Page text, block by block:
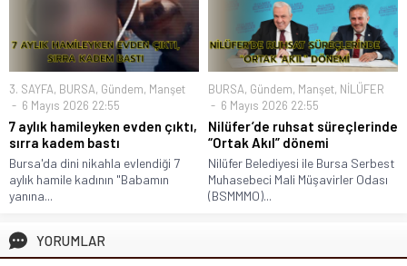
3. SAYFA, BURSA, Gündem, Manşet
6 Mayıs 2026 22:55
7 aylık hamileyken evden çıktı,
sırra kadem bastı
Bursa'da dini nikahla evlendiği 7
aylık hamile kadının "Babamın
yanına...
BURSA, Gündem, Manşet, NİLÜFER
6 Mayıs 2026 22:55
Nilüfer’de ruhsat süreçlerinde
“Ortak Akıl” dönemi
Nilüfer Belediyesi ile Bursa Serbest
Muhasebeci Mali Müşavirler Odası
(BSMMMO)...
YORUMLAR